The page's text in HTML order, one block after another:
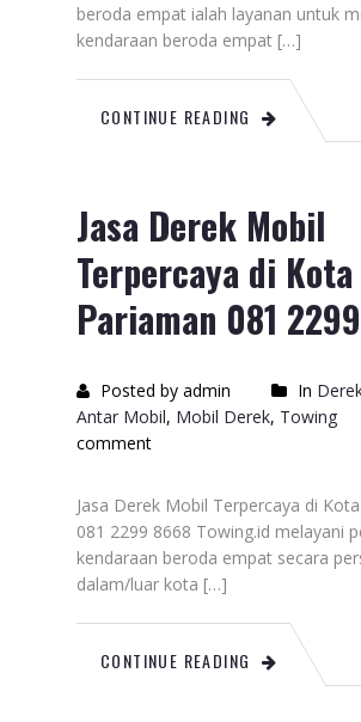
beroda empat ialah layanan untuk
kendaraan beroda empat […]
CONTINUE READING
Jasa Derek Mobil
Terpercaya di Kota
Pariaman 081
Posted by admin In
Antar Mobil, Mobil Derek, Towing
comment
Jasa Derek Mobil Terpercaya di
081 2299 8668 Towing.id melayani
kendaraan beroda empat secara
dalam/luar kota […]
CONTINUE READING